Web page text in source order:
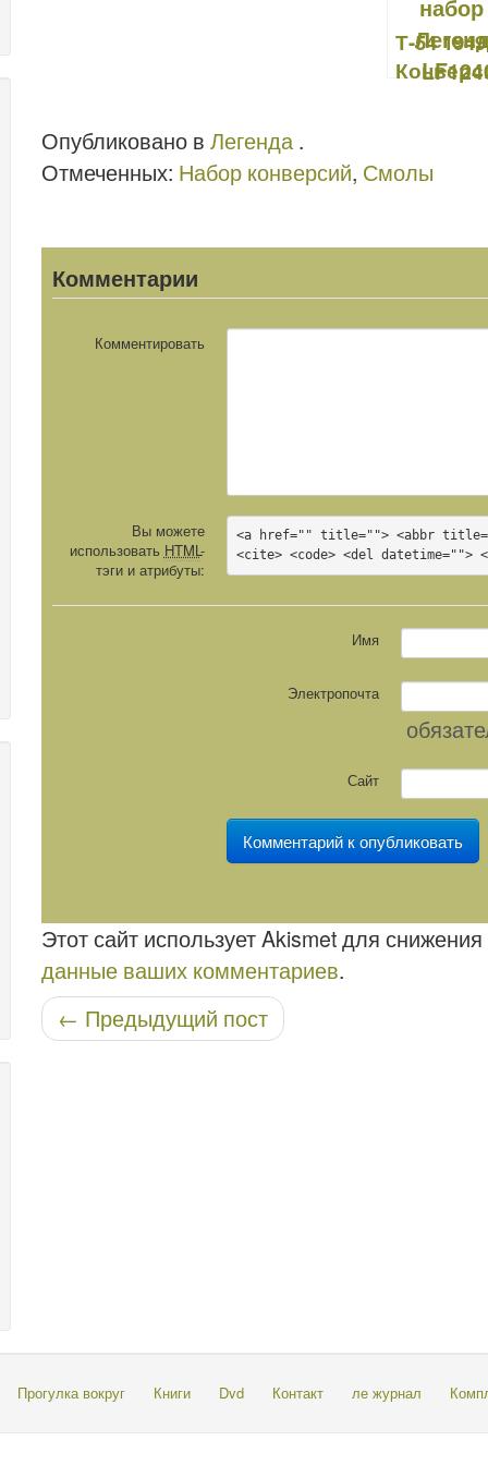
Т-54 1949
Опубликовано в Легенда .
Отмеченных: Набор конверсий, Смолы
Комментарии
Комментировать
Вы можете
использовать HTML-
тэги и атрибуты:
<a href="" title=""> <abbr
<cite> <code> <del datetime="">
Имя
Электропочта
Сайт
Этот сайт использует Akismet для
данные ваших комментариев.
Навигация по записям
← Предыдущий пост
Прогулка вокруг Книги Dvd Контакт ле журнал